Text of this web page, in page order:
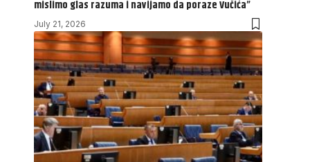
mislimo glas razuma i navijamo da poraze Vučića”
July 21, 2026